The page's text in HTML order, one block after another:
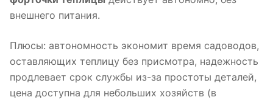
внешнего питания.
Плюсы: автономность экономит время садоводов,
оставляющих теплицу без присмотра, надежность
продлевает срок службы из-за простоты деталей,
цена доступна для небольших хозяйств (в